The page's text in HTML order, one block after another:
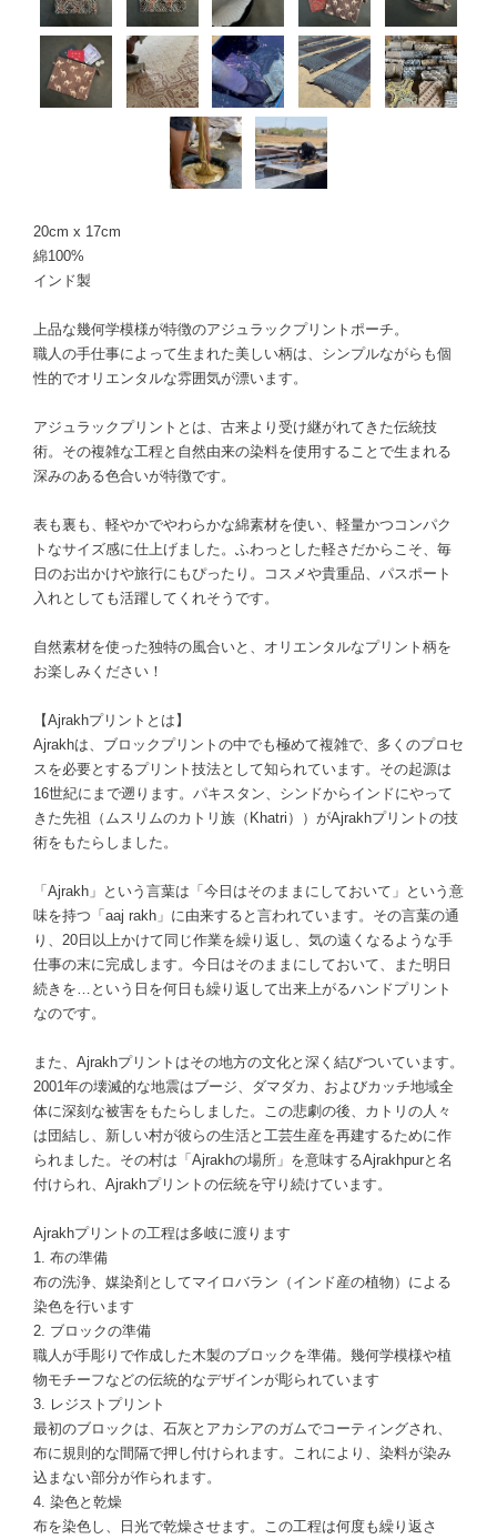
20cm x 17cm
綿100%
インド製
上品な幾何学模様が特徴のアジュラックプリントポーチ。
職人の手仕事によって生まれた美しい柄は、シンプルながらも個
性的でオリエンタルな雰囲気が漂います。
アジュラックプリントとは、古来より受け継がれてきた伝統技
術。その複雑な工程と自然由来の染料を使用することで生まれる
深みのある色合いが特徴です。
表も裏も、軽やかでやわらかな綿素材を使い、軽量かつコンパク
トなサイズ感に仕上げました。ふわっとした軽さだからこそ、毎
日のお出かけや旅行にもぴったり。コスメや貴重品、パスポート
入れとしても活躍してくれそうです。
自然素材を使った独特の風合いと、オリエンタルなプリント柄を
お楽しみください！
【Ajrakhプリントとは】
Ajrakhは、ブロックプリントの中でも極めて複雑で、多くのプロセ
スを必要とするプリント技法として知られています。その起源は
16世紀にまで遡ります。パキスタン、シンドからインドにやって
きた先祖（ムスリムのカトリ族（Khatri））がAjrakhプリントの技
術をもたらしました。
「Ajrakh」という言葉は「今日はそのままにしておいて」という意
味を持つ「aaj rakh」に由来すると言われています。その言葉の通
り、20日以上かけて同じ作業を繰り返し、気の遠くなるような手
仕事の末に完成します。今日はそのままにしておいて、また明日
続きを…という日を何日も繰り返して出来上がるハンドプリント
なのです。
また、Ajrakhプリントはその地方の文化と深く結びついています。
2001年の壊滅的な地震はブージ、ダマダカ、およびカッチ地域全
体に深刻な被害をもたらしました。この悲劇の後、カトリの人々
は団結し、新しい村が彼らの生活と工芸生産を再建するために作
られました。その村は「Ajrakhの場所」を意味するAjrakhpurと名
付けられ、Ajrakhプリントの伝統を守り続けています。
Ajrakhプリントの工程は多岐に渡ります
1. 布の準備
布の洗浄、媒染剤としてマイロバラン（インド産の植物）による
染色を行います
2. ブロックの準備
職人が手彫りで作成した木製のブロックを準備。幾何学模様や植
物モチーフなどの伝統的なデザインが彫られています
3. レジストプリント
最初のブロックは、石灰とアカシアのガムでコーティングされ、
布に規則的な間隔で押し付けられます。これにより、染料が染み
込まない部分が作られます。
4. 染色と乾燥
布を染色し、日光で乾燥させます。この工程は何度も繰り返さ